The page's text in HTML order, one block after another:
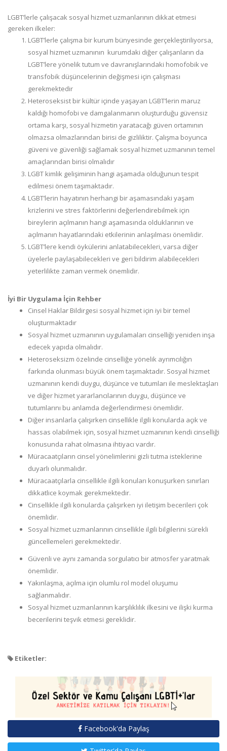
LGBT’lerle çalışacak sosyal hizmet uzmanlarının dikkat etmesi
gereken ilkeler:
LGBT’lerle çalışma bir kurum bünyesinde gerçekleştiriliyorsa,
sosyal hizmet uzmanının kurumdaki diğer çalışanların da
LGBT’lere yönelik tutum ve davranışlarındaki homofobik ve
transfobik düşüncelerinin değişmesi için çalışması
gerekmektedir
Heteroseksist bir kültür içinde yaşayan LGBT’lerin maruz
kaldığı homofobi ve damgalanmanın oluşturduğu güvensiz
ortama karşı, sosyal hizmetin yaratacağı güven ortamının
olmazsa olmazlarından birisi de gizliliktir. Çalışma boyunca
güveni ve güvenliği sağlamak sosyal hizmet uzmanının temel
amaçlarından birisi olmalıdır
LGBT kimlik gelişiminin hangi aşamada olduğunun tespit
edilmesi önem taşımaktadır.
LGBT’lerin hayatının herhangi bir aşamasındaki yaşam
krizlerini ve stres faktörlerini değerlendirebilmek için
bireylerin açılmanın hangi aşamasında olduklarının ve
açılmanın hayatlarındaki etkilerinin anlaşılması önemlidir.
LGBT’lere kendi öykülerini anlatabilecekleri, varsa diğer
üyelerle paylaşabilecekleri ve geri bildirim alabilecekleri
yeterlilikte zaman vermek önemlidir.
İyi Bir Uygulama İçin Rehber
Cinsel Haklar Bildirgesi sosyal hizmet için iyi bir temel
oluşturmaktadır
Sosyal hizmet uzmanının uygulamaları cinselliği yeniden inşa
edecek yapıda olmalıdır.
Heteroseksizm özelinde cinselliğe yönelik ayrımcılığın
farkında olunması büyük önem taşımaktadır. Sosyal hizmet
uzmanının kendi duygu, düşünce ve tutumları ile meslektaşları
ve diğer hizmet yararlancılarının duygu, düşünce ve
tutumlarını bu anlamda değerlendirmesi önemlidir.
Diğer insanlarla çalışırken cinsellikle ilgili konularda açık ve
hassas olabilmek için, sosyal hizmet uzmanının kendi cinselliği
konusunda rahat olmasına ihtiyacı vardır.
Müracaatçıların cinsel yönelimlerini gizli tutma isteklerine
duyarlı olunmalıdır.
Müracaatçılarla cinsellikle ilgili konuları konuşurken sınırları
dikkatlice koymak gerekmektedir.
Cinsellikle ilgili konularda çalışırken iyi iletişim becerileri çok
önemlidir.
Sosyal hizmet uzmanlarının cinsellikle ilgili bilgilerini sürekli
güncellemeleri gerekmektedir.
Güvenli ve aynı zamanda sorgulatıcı bir atmosfer yaratmak
önemlidir.
Yakınlaşma, açılma için olumlu rol model oluşumu
sağlanmalıdır.
Sosyal hizmet uzmanlarının karşılıklılık ilkesini ve ilişki kurma
becerilerini teşvik etmesi gereklidir.
Etiketler:
Facebook'da Paylaş